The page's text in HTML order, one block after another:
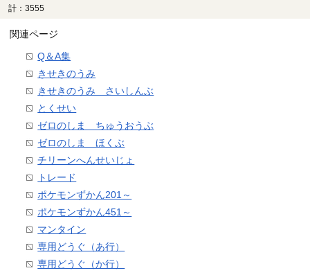
計：3555
関連ページ
Q＆A集
きせきのうみ
きせきのうみ さいしんぶ
とくせい
ゼロのしま ちゅうおうぶ
ゼロのしま ほくぶ
チリーンへんせいじょ
トレード
ポケモンずかん201～
ポケモンずかん451～
マンタイン
専用どうぐ（あ行）
専用どうぐ（か行）